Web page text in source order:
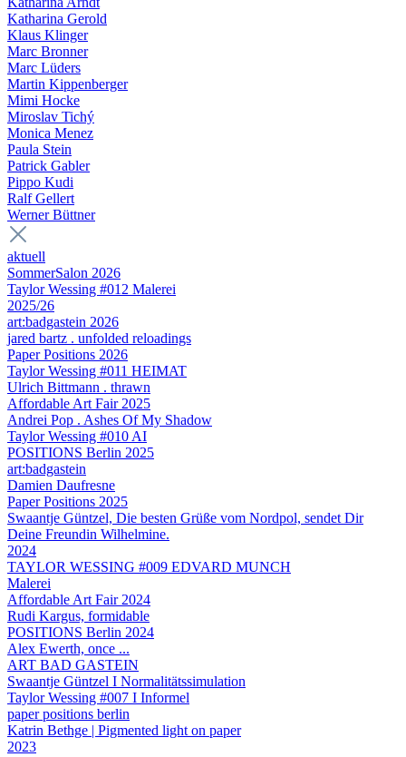
Katharina Gerold
Klaus Klinger
Marc Bronner
Marc Lüders
Martin Kippenberger
Mimi Hocke
Miroslav Tichý
Monica Menez
Paula Stein
Patrick Gabler
Pippo Kudi
Ralf Gellert
Werner Büttner
aktuell
SommerSalon 2026
Taylor Wessing #012 Malerei
2025/26
art:badgastein 2026
jared bartz . unfolded reloadings
Paper Positions 2026
Taylor Wessing #011 HEIMAT
Ulrich Bittmann . thrawn
Affordable Art Fair 2025
Andrei Pop . Ashes Of My Shadow
Taylor Wessing #010 AI
POSITIONS Berlin 2025
art:badgastein
Damien Daufresne
Paper Positions 2025
Swaantje Güntzel, Die besten Grüße vom Nordpol, sendet Dir
Deine Freundin Wilhelmine.
2024
TAYLOR WESSING #009 EDVARD MUNCH
Malerei
Affordable Art Fair 2024
Rudi Kargus, formidable
POSITIONS Berlin 2024
Alex Ewerth, once ...
ART BAD GASTEIN
Swaantje Güntzel I Normalitätssimulation
Taylor Wessing #007 I Informel
paper positions berlin
Katrin Bethge | Pigmented light on paper
2023